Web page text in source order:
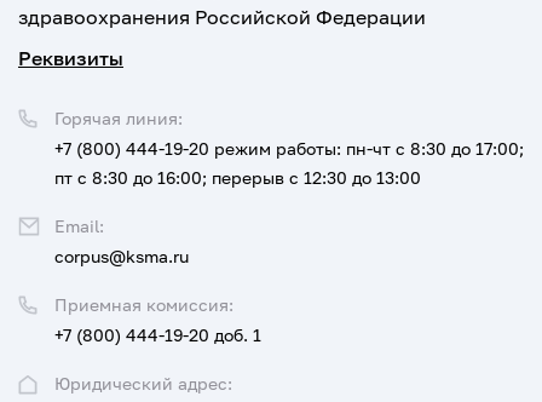
здравоохранения Российской Федерации
Реквизиты
Юридический адрес:
Приемная комиссия:
+7 (800) 444-19-20 доб. 1
Горячая линия:
+7 (800) 444-19-20 режим работы: пн-чт с 8:30 до 17:00;
пт с 8:30 до 16:00; перерыв с 12:30 до 13:00
Email:
corpus@ksma.ru